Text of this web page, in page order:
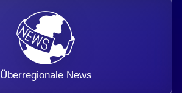
Überregionale News